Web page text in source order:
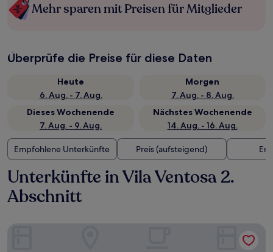
Mehr sparen mit Preisen für Mitglieder
Überprüfe die Preise für diese Daten
Heute
6. Aug. - 7. Aug.
Morgen
7. Aug. - 8. Aug.
Dieses Wochenende
7. Aug. - 9. Aug.
Nächstes Wochenende
14. Aug. - 16. Aug.
Empfohlene Unterkünfte Preis (aufsteigend)
Unterkünfte in Vila Ventosa 2.
Abschnitt